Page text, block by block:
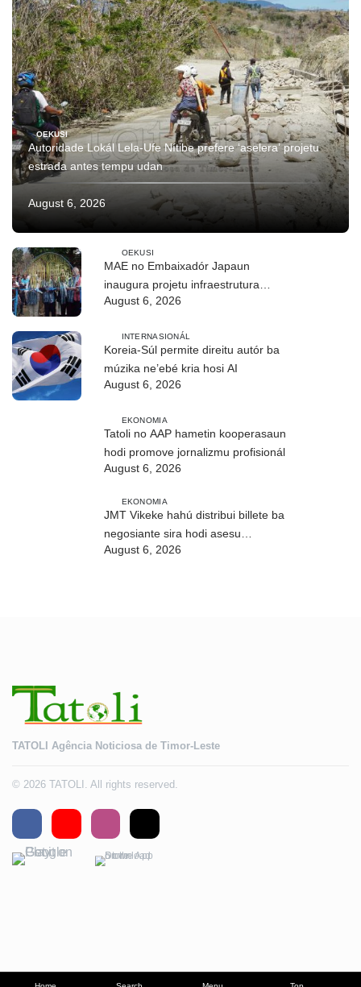
OEKUSI
Autoridade Lokál Lela-Ufe Nítibe prefere ‘aselera’ projetu
estrada antes tempu udan
August 6, 2026
OEKUSI
MAE no Embaixadór Japaun
inaugura projetu infraestrutura
CIREP 12 iha Nítibe
August 6, 2026
INTERNASIONÁL
Koreia-Súl permite direitu autór ba
múzika ne’ebé kria hosi AI
August 6, 2026
EKONOMIA
Tatoli no AAP hametin kooperasaun
hodi promove jornalizmu profisionál
August 6, 2026
EKONOMIA
JMT Vikeke hahú distribui billete ba
negosiante sira hodi asesu
August 6, 2026
TATOLI Agência Noticiosa de Timor-Leste
© 2026 TATOLI. All rights reserved.